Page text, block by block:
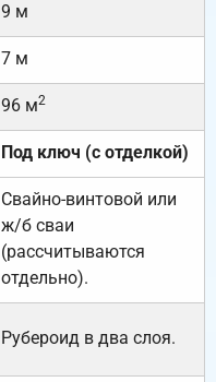
9 м
7 м
96 м2
Под ключ (с отделкой)
Свайно-винтовой или
ж/б сваи
(рассчитываются
отдельно).
Рубероид в два слоя.